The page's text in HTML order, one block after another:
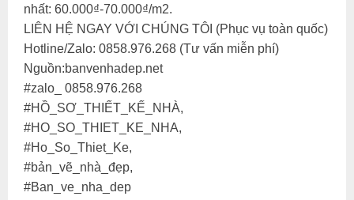
nhất: 60.000₫-70.000₫/m2.
LIÊN HỆ NGAY VỚI CHÚNG TÔI (Phục vụ toàn quốc)
Hotline/Zalo: 0858.976.268 (Tư vấn miễn phí)
Nguồn:banvenhadep.net
#zalo_ 0858.976.268
#HỒ_SƠ_THIẾT_KẾ_NHÀ,
#HO_SO_THIET_KE_NHA,
#Ho_So_Thiet_Ke,
#bản_vẽ_nhà_đẹp,
#Ban_ve_nha_dep